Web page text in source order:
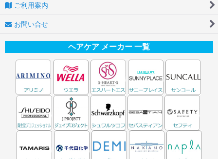
ご利用案内
お問い合せ
ヘアケア メーカー 一覧